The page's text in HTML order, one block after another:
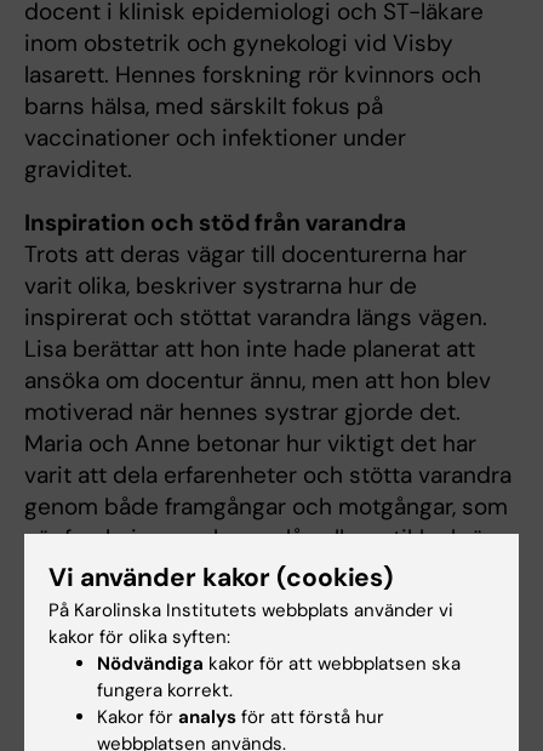
docent i klinisk epidemiologi och ST-läkare
inom obstetrik och gynekologi vid Visby
lasarett. Hennes forskning rör kvinnors och
barns hälsa, med särskilt fokus på
vaccinationer och infektioner under
graviditet.
Inspiration och stöd från varandra
Trots att deras vägar till docenturerna har
varit olika, beskriver systrarna hur de
inspirerat och stöttat varandra längs vägen.
Lisa berättar att hon inte hade planerat att
ansöka om docentur ännu, men att hon blev
motiverad när hennes systrar gjorde det.
Maria och Anne betonar hur viktigt det har
varit att dela erfarenheter och stötta varandra
genom både framgångar och motgångar, som
när forskningsanslag avslås eller artiklar kräver
omfattande revideringar.
Forskningsintresset kommer från familjen
Systrarna växte upp i en
forskningsintresserad familj där föräldrarna,
Eva och Åke Örtqvist, är läkare och själva har
Vi använder kakor (cookies)
På Karolinska Institutets webbplats använder vi
kakor för olika syften:
Nödvändiga kakor för att webbplatsen ska
fungera korrekt.
Kakor för analys för att förstå hur
webbplatsen används.